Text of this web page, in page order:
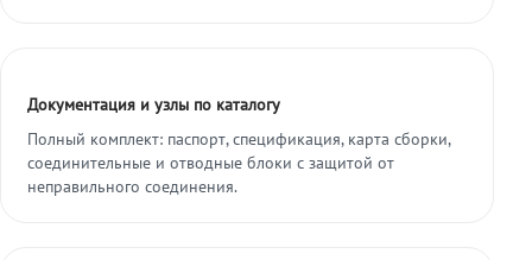
Документация и узлы по каталогу
Полный комплект: паспорт, спецификация, карта сборки,
соединительные и отводные блоки с защитой от
неправильного соединения.